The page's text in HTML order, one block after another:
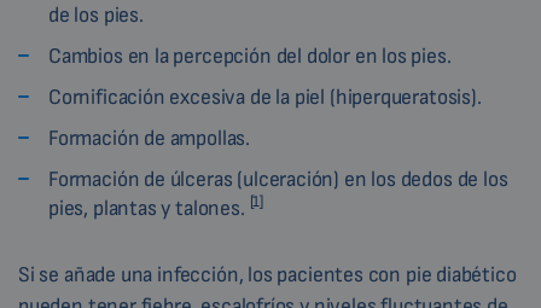
de los pies.
Cambios en la percepción del dolor en los pies.
Cornificación excesiva de la piel (hiperqueratosis).
Formación de ampollas.
Formación de úlceras (ulceración) en los dedos de los
pies, plantas y talones. [1]
Si se añade una infección, los pacientes con pie diabético